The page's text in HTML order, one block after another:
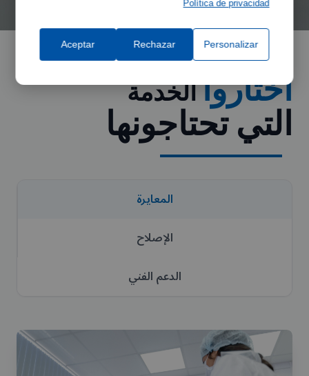
اختارواالخدمة
التي تحتاجونها
المعايرة
الإصلاح
الدعم الفني
Política de privacidad
Personalizar
Rechazar
Aceptar